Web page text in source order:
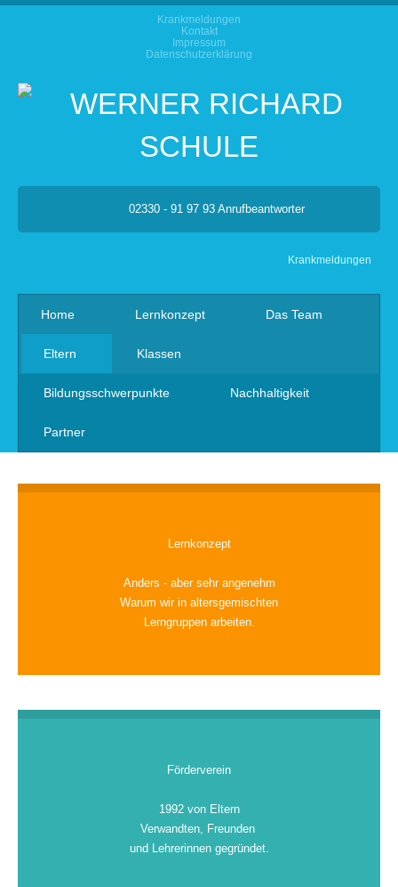
Krankmeldungen
Kontakt
Impressum
Datenschutzerklärung
02330 - 91 97 93 Anrufbeantworter
Krankmeldungen
Home Lernkonzept Das Team
Eltern Klassen
Bildungsschwerpunkte Nachhaltigkeit
Partner
Lernkonzept
Anders - aber sehr angenehm
Warum wir in altersgemischten
Lerngruppen arbeiten.
Förderverein
1992 von Eltern
Verwandten, Freunden
und Lehrerinnen gegründet.